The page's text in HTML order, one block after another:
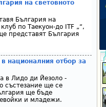
на световното
България на
по Таекуон-до ITF „“,
представят България
националния отбор за
в Лидо ди Йезоло -
състезание ще се
ще бъде
и младежи.